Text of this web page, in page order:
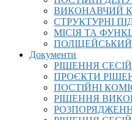
ВИКОНАВЧИЙ
СТРУКТУРНІ
МІСІЯ ТА
Документи
РІШЕННЯ СЕСІЙ
ПРОЄКТИ
ПОСТІЙНІ
РІШЕННЯ